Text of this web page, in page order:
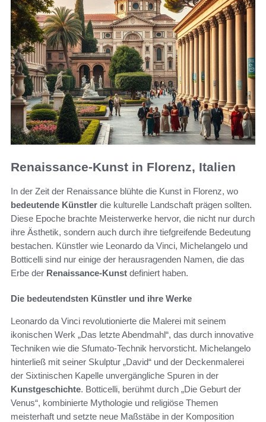
Renaissance-Kunst in Florenz, Italien
In der Zeit der Renaissance blühte die Kunst in Florenz, wo
bedeutende Künstler die kulturelle Landschaft prägen sollten.
Diese Epoche brachte Meisterwerke hervor, die nicht nur durch
ihre Ästhetik, sondern auch durch ihre tiefgreifende Bedeutung
bestachen. Künstler wie Leonardo da Vinci, Michelangelo und
Botticelli sind nur einige der herausragenden Namen, die das
Erbe der Renaissance-Kunst definiert haben.
Die bedeutendsten Künstler und ihre Werke
Leonardo da Vinci revolutionierte die Malerei mit seinem
ikonischen Werk „Das letzte Abendmahl“, das durch innovative
Techniken wie die Sfumato-Technik hervorsticht. Michelangelo
hinterließ mit seiner Skulptur „David“ und der Deckenmalerei
der Sixtinischen Kapelle unvergängliche Spuren in der
Kunstgeschichte. Botticelli, berühmt durch „Die Geburt der
Venus“, kombinierte Mythologie und religiöse Themen
meisterhaft und setzte neue Maßstäbe in der Komposition